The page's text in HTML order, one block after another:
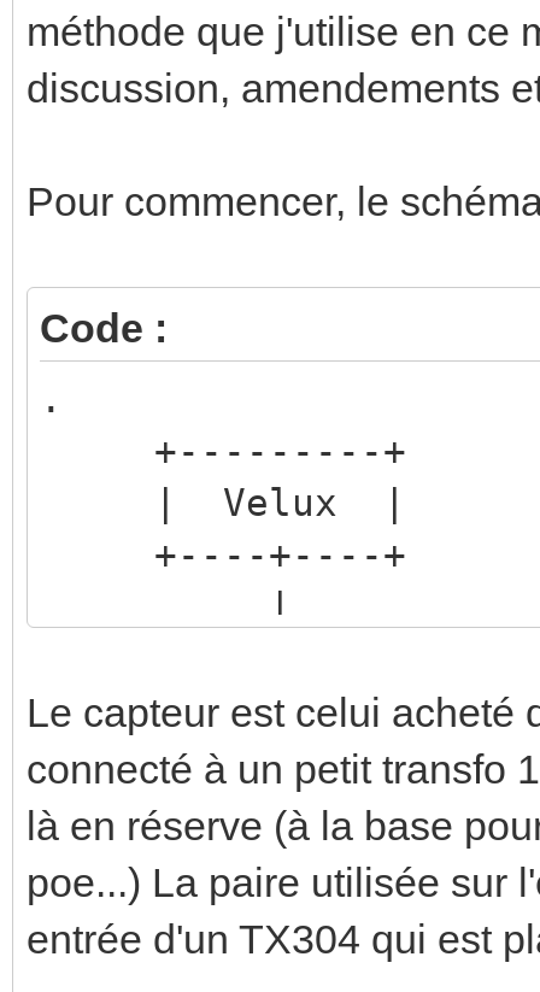
méthode que j'utilise en ce
discussion, amendements
Pour commencer, le
Code :
.
+---------+
| Velux |
+----+----+
| ABB
+----+ JA/
+ + +
| | |
P l
Le capteur est celui acheté
connecté à un petit transfo
là en réserve (à la base
poe...) La paire utilisée sur
entrée d'un TX304 qui est